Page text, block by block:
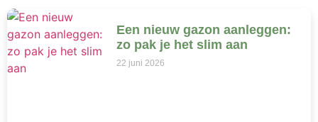
Een nieuw gazon aanleggen:
zo pak je het slim aan
22 juni 2026